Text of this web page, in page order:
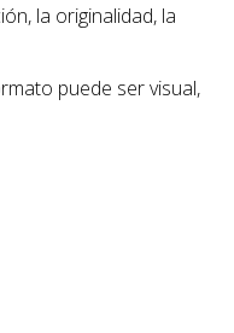
la originalidad, la
puede ser visual,